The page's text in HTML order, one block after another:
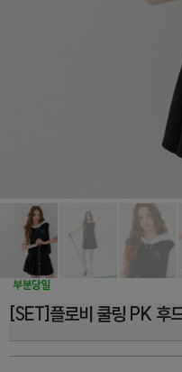
[SET]플로비 쿨링 PK 후